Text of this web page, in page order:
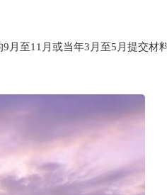
至11月或当年3月至5月提交材